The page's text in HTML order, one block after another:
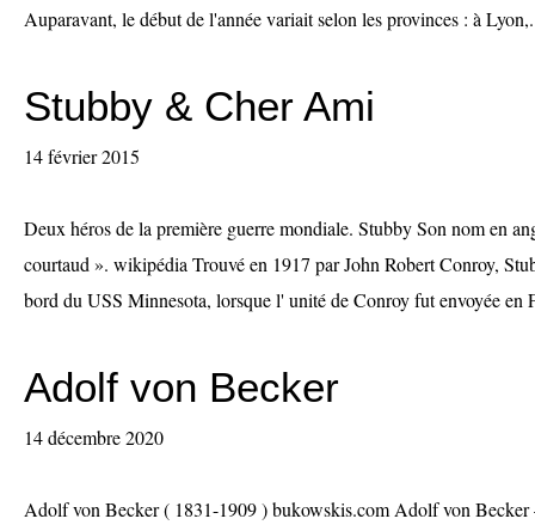
Auparavant, le début de l'année variait selon les provinces : à
Stubby & Cher Ami
14 février 2015
Deux héros de la première guerre mondiale. Stubby Son nom en
courtaud ». wikipédia Trouvé en 1917 par John Robert Conroy,
bord du USS Minnesota, lorsque l' unité de Conroy fut envoyée en
Adolf von Becker
14 décembre 2020
Adolf von Becker ( 1831-1909 ) bukowskis.com Adolf von